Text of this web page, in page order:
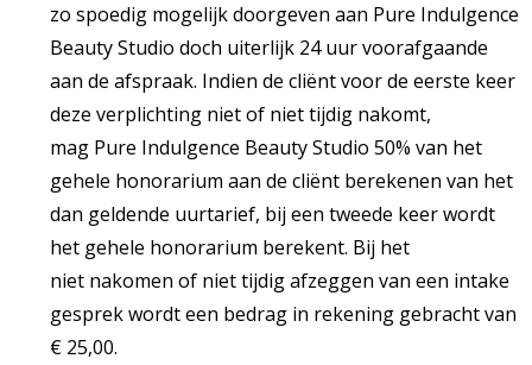
zo spoedig mogelijk doorgeven aan Pure Indulgence
Beauty Studio doch uiterlijk 24 uur voorafgaande
aan de afspraak. Indien de cliënt voor de eerste keer
deze verplichting niet of niet tijdig nakomt,
mag Pure Indulgence Beauty Studio 50% van het
gehele honorarium aan de cliënt berekenen van het
dan geldende uurtarief, bij een tweede keer wordt
het gehele honorarium berekent. Bij het
niet nakomen of niet tijdig afzeggen van een intake
gesprek wordt een bedrag in rekening gebracht van
€ 25,00.